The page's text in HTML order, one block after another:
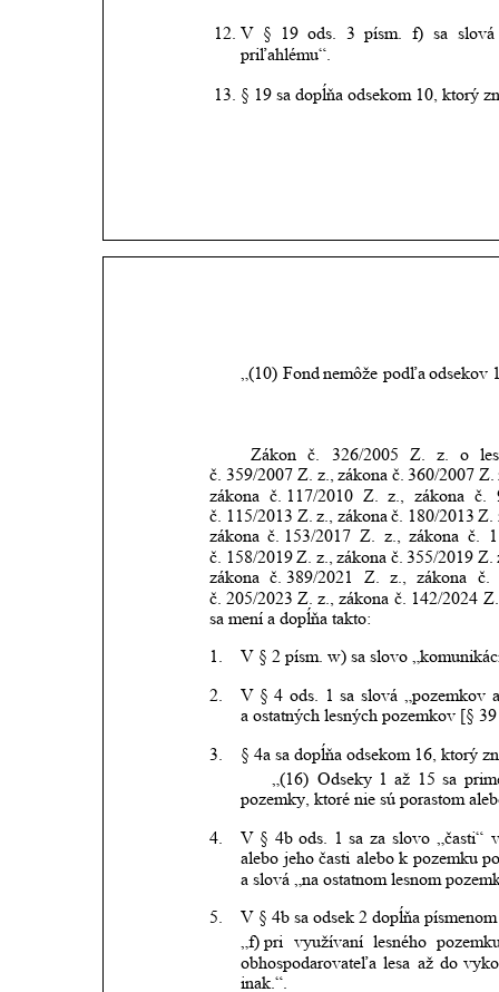
12. V § 19 ods. 3 písm. f) sa slová
priľahlému“.
13. § 19 sa dopĺňa odsekom 10, ktorý
„(10) Fond nemôže podľa odsekov
Zákon č. 326/2005 Z. z. o
č. 359/2007 Z. z.,
zákona č. 360/2007 Z.
zákona č. 117/2010 Z. z., zákona č.
č. 115/2013 Z. z., zákona č. 180/2013 Z.
zákona č. 153/2017 Z. z., zákona č.
č. 158/2019 Z. z., zákona č. 355/2019 Z.
zákona č. 389/2021 Z. z., zákona
č.
č. 205/2023 Z. z., zákona č. 142/2024 Z.
sa mení a dopĺňa takto:
1. V § 2 písm. w) sa slovo
2. V § 4 ods. 1 sa slová „pozemkov
a ostatných lesných pozemkov [§
3.
§ 4a sa dopĺňa odsekom 16, ktorý
„(16) Odseky 1 až 15 sa
pozemky, ktoré nie sú porastom
4. V § 4b ods. 1 sa za slovo „časti“
alebo jeho časti alebo k pozemku
a slová „na ostatnom lesnom
5.
V § 4b sa odsek 2 dopĺňa
„f) pri využívaní lesného
obhospodarovateľa lesa až do
inak.“.